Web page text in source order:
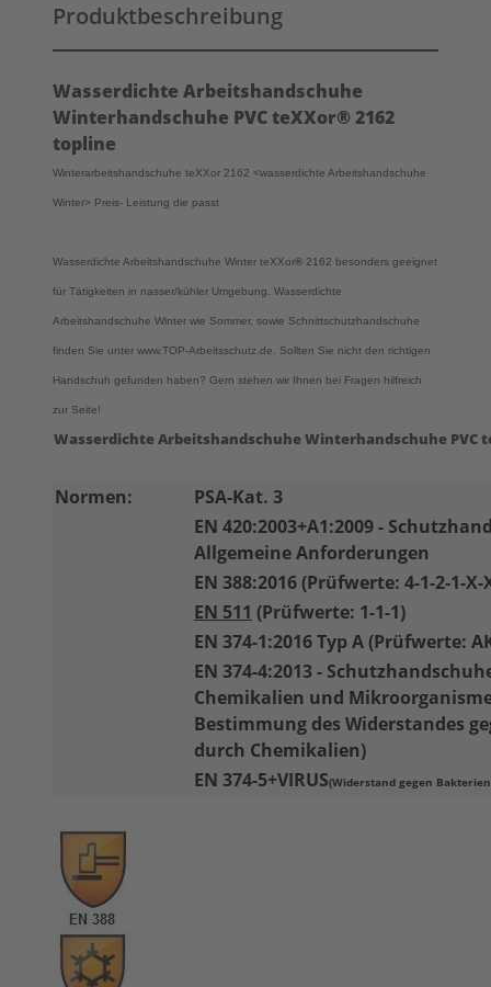
Produktbeschreibung
Wasserdichte Arbeitshandschuhe
Winterhandschuhe PVC teXXor®2162
topline
Winterarbeitshandschuhe teXXor 2162 <wasserdichte Arbeitshandschuhe
Winter> Preis- Leistung die passt
Wasserdichte Arbeitshandschuhe Winter teXXor® 2162 besonders geeignet
für Tätigkeiten in nasser/kühler Umgebung. Wasserdichte
Arbeitshandschuhe Winter wie Sommer, sowie Schnittschutzhandschuhe
finden Sie unter www.TOP-Arbeitsschutz.de. Sollten Sie nicht den richtigen
Handschuh gefunden haben? Gern stehen wir Ihnen bei Fragen hilfreich
zur Seite!
Wasserdichte Arbeitshandschuhe Winterhandschuhe PVC
Normen:
PSA-Kat. 3
EN 420:2003+A1:2009 -
Allgemeine Anforderungen
EN 388:2016 (Prüfwerte: 4-1-2-1-X-
EN 511 (Prüfwerte: 1-1-1)
EN 374-1:2016 Typ A (Prüfwerte:
EN 374-4:2013 -
Chemikalien und
Bestimmung des Widerstandes
durch Chemikalien)
EN 374-5+VIRUS(Widerstand gegen